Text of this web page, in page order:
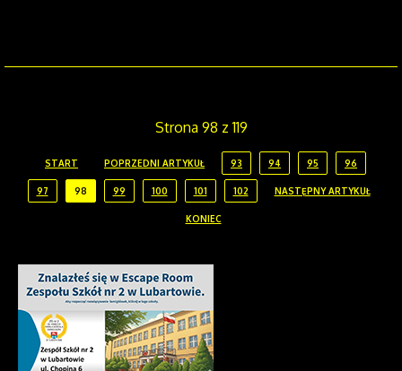
Strona 98 z 119
START POPRZEDNI ARTYKUŁ 93 94 95 96
97 98 99 100 101 102 NASTĘPNY ARTYKUŁ
KONIEC